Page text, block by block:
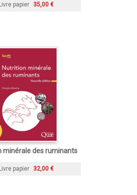
papier 35,00 €
minérale des ruminants
papier 32,00 €